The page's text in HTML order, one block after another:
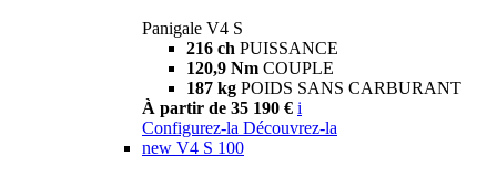
Panigale V4 S
216 ch PUISSANCE
120,9 Nm COUPLE
187 kg POIDS SANS CARBURANT
À partir de 35 190 € i
Configurez-la Découvrez-la
new V4 S 100